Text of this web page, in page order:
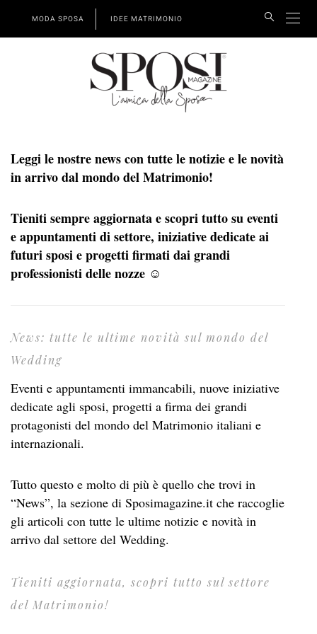
MODA SPOSA IDEE MATRIMONIO
Leggi le nostre news con tutte le notizie e le novità
in arrivo dal mondo del Matrimonio!
Tieniti sempre aggiornata e scopri tutto su eventi
e appuntamenti di settore, iniziative dedicate ai
futuri sposi e progetti firmati dai grandi
professionisti delle nozze ☺
News: tutte le ultime novità sul mondo del
Wedding
Eventi e appuntamenti immancabili, nuove iniziative
dedicate agli sposi, progetti a firma dei grandi
protagonisti del mondo del Matrimonio italiani e
internazionali.
Tutto questo e molto di più è quello che trovi in
“News”, la sezione di Sposimagazine.it che raccoglie
gli articoli con tutte le ultime notizie e novità in
arrivo dal settore del Wedding.
Tieniti aggiornata, scopri tutto sul settore
del Matrimonio!